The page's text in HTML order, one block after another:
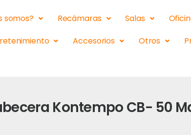
somos? Recámaras Salas
Accesorios Otros
Kontempo CB- 50